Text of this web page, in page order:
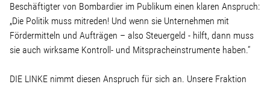
Beschäftigter von Bombardier im Publikum einen klaren Anspruch:
„Die Politik muss mitreden! Und wenn sie Unternehmen mit
Fördermitteln und Aufträgen – also Steuergeld - hilft, dann muss
sie auch wirksame Kontroll- und Mitspracheinstrumente haben.“
DIE LINKE nimmt diesen Anspruch für sich an. Unsere Fraktion